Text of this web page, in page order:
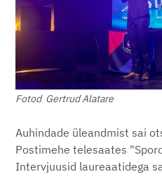
Fotod Gertrud Alatare
Auhindade üleandmist sai
Postimehe telesaates
Intervjuusid laureaatidega